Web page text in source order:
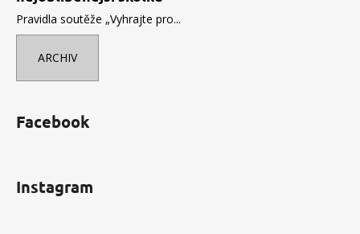
Pravidla soutěže „Vyhrajte pro...
ARCHIV
Facebook
Instagram